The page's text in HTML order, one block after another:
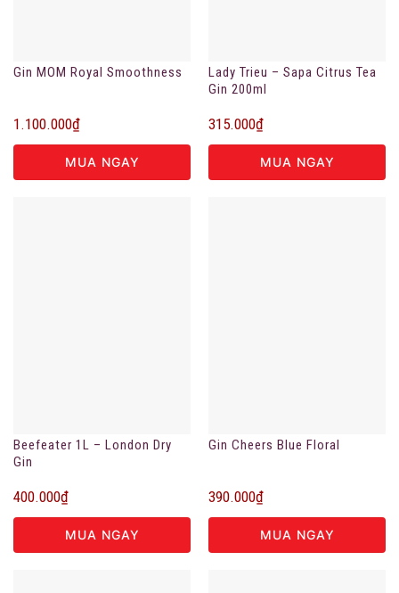
Gin MOM Royal Smoothness
1.100.000₫
MUA NGAY
Lady Trieu – Sapa Citrus Tea
Gin 200ml
315.000₫
MUA NGAY
Beefeater 1L – London Dry
Gin
400.000₫
MUA NGAY
Gin Cheers Blue Floral
390.000₫
MUA NGAY